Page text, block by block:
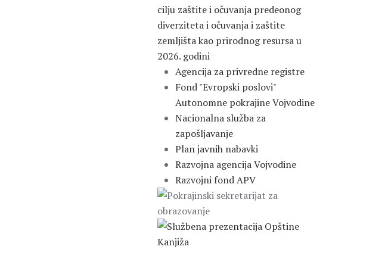
cilju zaštite i očuvanja predeonog
diverziteta i očuvanja i zaštite
zemljišta kao prirodnog resursa u
2026. godini
Agencija za privredne registre
Fond "Evropski poslovi"
Autonomne pokrajine Vojvodine
Nacionalna služba za
zapošljavanje
Plan javnih nabavki
Razvojna agencija Vojvodine
Razvojni fond APV